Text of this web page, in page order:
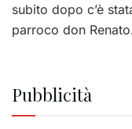
subito dopo c’è
parroco don
Pubblicità